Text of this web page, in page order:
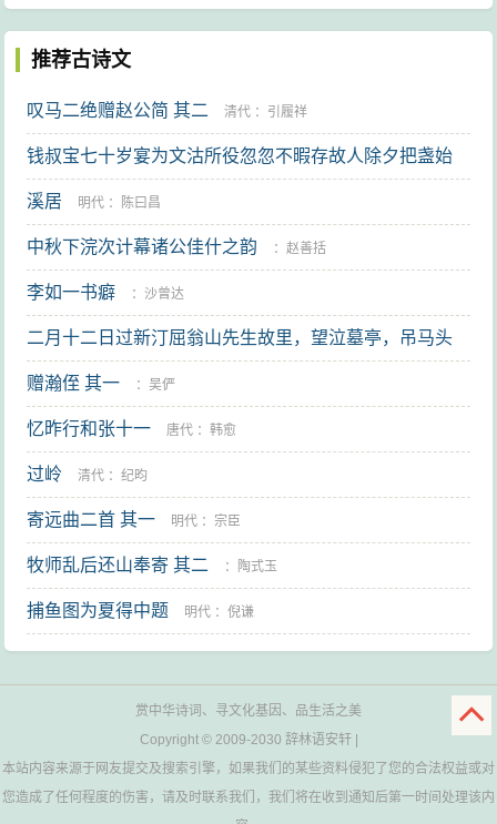
推荐古诗文
叹马二绝赠赵公简 其二 清代 ： 引履祥
钱叔宝七十岁宴为文沽所役忽忽不暇存故人除夕把盏始
悟叔宝七十诞辰遂成一律烧烛书之亦不暇辨为何语也
代：王世贞
溪居 明代 ： 陈曰昌
中秋下浣次计幕诸公佳什之韵 ：赵善括
李如一书癖 ： 沙曾达
二月十二日过新汀屈翁山先生故里，望泣墓亭，吊马头
岭，铸兵残灶。屈氏子孙出示先生遗像，谨题二首 其一
：黄节
赠瀚侄 其一 ：吴俨
忆昨行和张十一 唐代 ：韩愈
过岭 清代 ：纪昀
寄远曲二首 其一 明代 ： 宗臣
牧师乱后还山奉寄 其二 ： 陶式玉
捕鱼图为夏得中题 明代 ：倪谦
赏中华诗词、寻文化基因、品生活之美
Copyright © 2009-2030 辞林语安轩|
本站内容来源于网友提交及搜索引擎，如果我们的某些资料侵犯了您的合法权益或对
您造成了任何程度的伤害，请及时联系我们，我们将在收到通知后第一时间处理该内